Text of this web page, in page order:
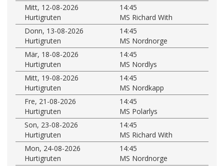
Mitt, 12-08-2026
14:45
Hurtigruten
MS Richard With
Donn, 13-08-2026
14:45
Hurtigruten
MS Nordnorge
Mär, 18-08-2026
14:45
Hurtigruten
MS Nordlys
Mitt, 19-08-2026
14:45
Hurtigruten
MS Nordkapp
Fre, 21-08-2026
14:45
Hurtigruten
MS Polarlys
Son, 23-08-2026
14:45
Hurtigruten
MS Richard With
Mon, 24-08-2026
14:45
Hurtigruten
MS Nordnorge